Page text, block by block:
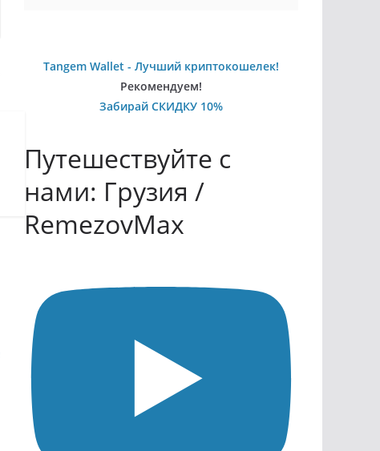
Tangem Wallet - Лучший криптокошелек!
Рекомендуем!
Забирай СКИДКУ 10%
Путешествуйте с
нами: Грузия /
RemezovMax